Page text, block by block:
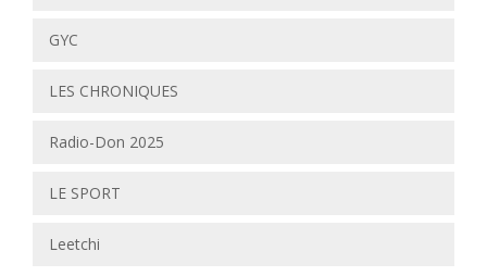
GYC
LES CHRONIQUES
Radio-Don 2025
LE SPORT
Leetchi